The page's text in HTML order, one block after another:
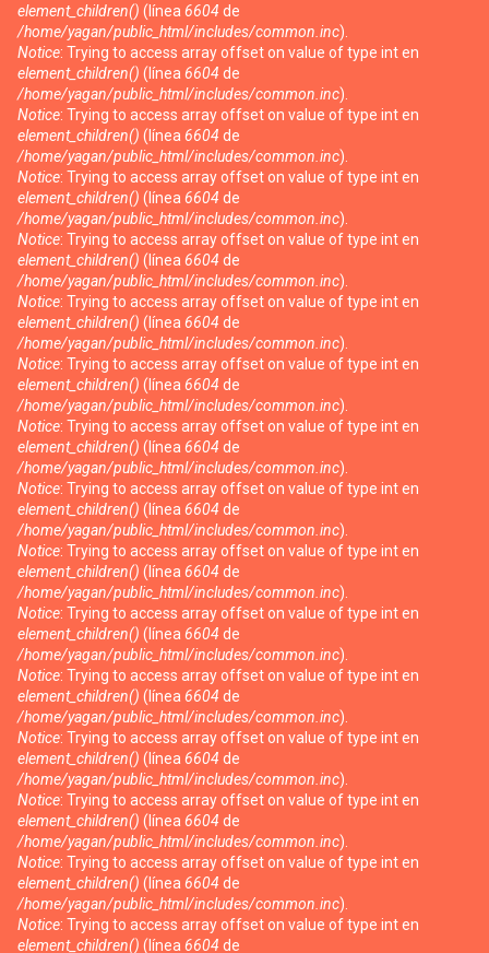
element_children() (línea 6604 de
/home/yagan/public_html/includes/common.inc).
Notice: Trying to access array offset on value of type int en
element_children() (línea 6604 de
/home/yagan/public_html/includes/common.inc).
Notice: Trying to access array offset on value of type int en
element_children() (línea 6604 de
/home/yagan/public_html/includes/common.inc).
Notice: Trying to access array offset on value of type int en
element_children() (línea 6604 de
/home/yagan/public_html/includes/common.inc).
Notice: Trying to access array offset on value of type int en
element_children() (línea 6604 de
/home/yagan/public_html/includes/common.inc).
Notice: Trying to access array offset on value of type int en
element_children() (línea 6604 de
/home/yagan/public_html/includes/common.inc).
Notice: Trying to access array offset on value of type int en
element_children() (línea 6604 de
/home/yagan/public_html/includes/common.inc).
Notice: Trying to access array offset on value of type int en
element_children() (línea 6604 de
/home/yagan/public_html/includes/common.inc).
Notice: Trying to access array offset on value of type int en
element_children() (línea 6604 de
/home/yagan/public_html/includes/common.inc).
Notice: Trying to access array offset on value of type int en
element_children() (línea 6604 de
/home/yagan/public_html/includes/common.inc).
Notice: Trying to access array offset on value of type int en
element_children() (línea 6604 de
/home/yagan/public_html/includes/common.inc).
Notice: Trying to access array offset on value of type int en
element_children() (línea 6604 de
/home/yagan/public_html/includes/common.inc).
Notice: Trying to access array offset on value of type int en
element_children() (línea 6604 de
/home/yagan/public_html/includes/common.inc).
Notice: Trying to access array offset on value of type int en
element_children() (línea 6604 de
/home/yagan/public_html/includes/common.inc).
Notice: Trying to access array offset on value of type int en
element_children() (línea 6604 de
/home/yagan/public_html/includes/common.inc).
Notice: Trying to access array offset on value of type int en
element_children() (línea 6604 de